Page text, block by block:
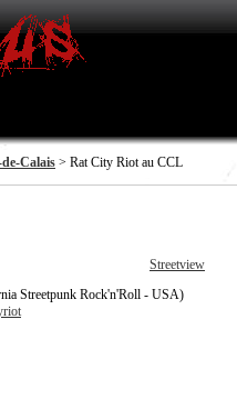
Calais > Rat City Riot au CCL
Streetview
Streetpunk Rock'n'Roll - USA)